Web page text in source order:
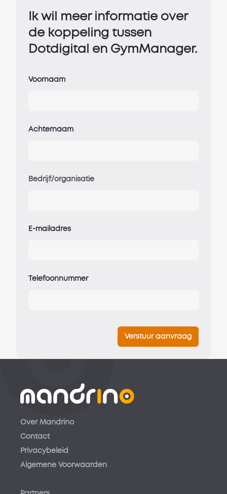
Ik wil meer informatie over
de koppeling tussen
Dotdigital en GymManager.
Voornaam
Achternaam
Bedrijf/organisatie
E-mailadres
Telefoonnummer
Verstuur aanvraag
Over Mandrino
Contact
Privacybeleid
Algemene Voorwaarden